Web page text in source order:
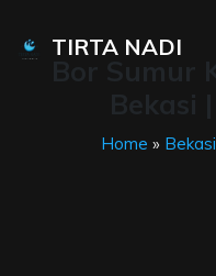
TIRTA NADI
Home » Bekasi